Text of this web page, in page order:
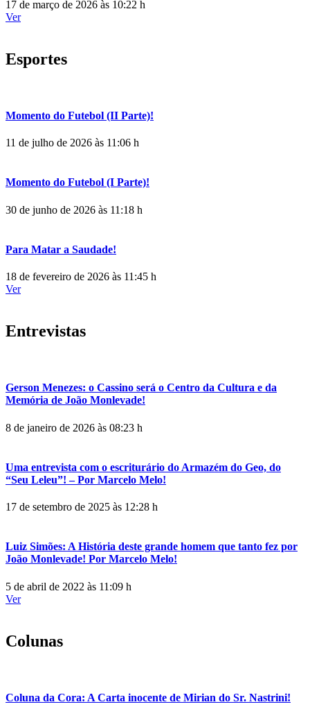
17 de março de 2026 às 10:22 h
Ver
Esportes
Momento do Futebol (II Parte)!
11 de julho de 2026 às 11:06 h
Momento do Futebol (I Parte)!
30 de junho de 2026 às 11:18 h
Para Matar a Saudade!
18 de fevereiro de 2026 às 11:45 h
Ver
Entrevistas
Gerson Menezes: o Cassino será o Centro da Cultura e da
Memória de João Monlevade!
8 de janeiro de 2026 às 08:23 h
Uma entrevista com o escriturário do Armazém do Geo, do
“Seu Leleu”! – Por Marcelo Melo!
17 de setembro de 2025 às 12:28 h
Luiz Simões: A História deste grande homem que tanto fez por
João Monlevade! Por Marcelo Melo!
5 de abril de 2022 às 11:09 h
Ver
Colunas
Coluna da Cora: A Carta inocente de Mirian do Sr. Nastrini!